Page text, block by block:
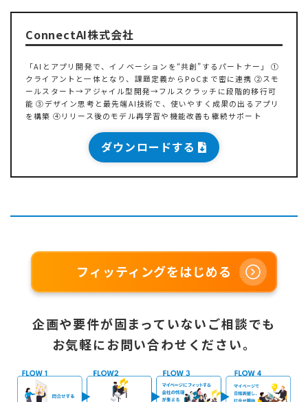
ConnectAI株式会社
「AIとアプリ開発で、イノベーションを“共創”するパートナー」 ①
クライアントと一体となり、課題定義からPoCまで密に連携 ②スモ
ールスタート→アジャイル型開発→フルスクラッチに段階的移行可
能 ③デザイン思考と最先端AI技術で、使いやすく成果の出るアプリ
を構築 ④リリース後のモデル再学習や機能改善も継続サポート
ダウンロードする
フィッティングをはじめる
企画や要件が固まっていないご相談でも
お気軽にお問い合わせください。